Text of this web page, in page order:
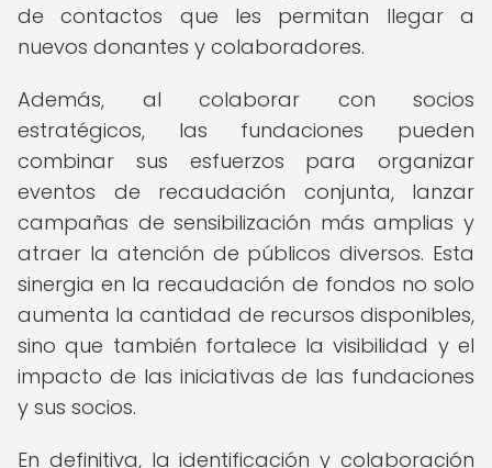
de contactos que les permitan llegar a
nuevos donantes y colaboradores.
Además, al colaborar con socios
estratégicos, las fundaciones pueden
combinar sus esfuerzos para organizar
eventos de recaudación conjunta, lanzar
campañas de sensibilización más amplias y
atraer la atención de públicos diversos. Esta
sinergia en la recaudación de fondos no solo
aumenta la cantidad de recursos disponibles,
sino que también fortalece la visibilidad y el
impacto de las iniciativas de las fundaciones
y sus socios.
En definitiva, la identificación y colaboración